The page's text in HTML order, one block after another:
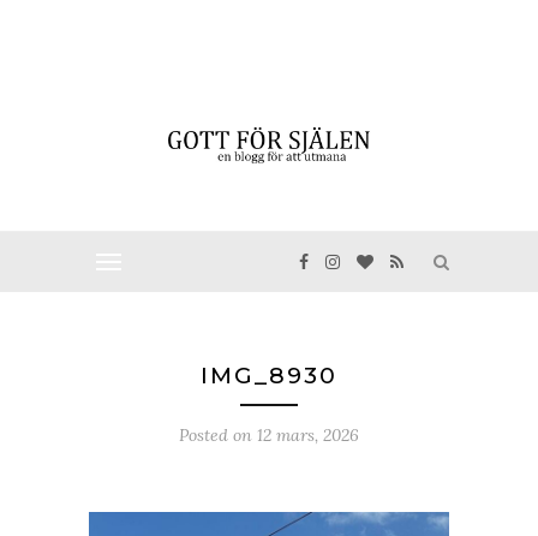
IMG_8930
Posted on 12 mars, 2026